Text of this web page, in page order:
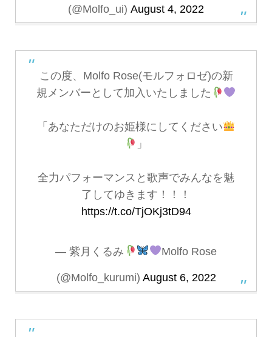
(@Molfo_ui) August 4, 2022
この度、Molfo Rose(モルフォロゼ)の新
規メンバーとして加入いたしました
「あなただけのお姫様にしてください
」
全力パフォーマンスと歌声でみんなを魅
了してゆきます！！！
https://t.co/TjOKj3tD94
— 紫月くるみ Molfo Rose
(@Molfo_kurumi) August 6, 2022